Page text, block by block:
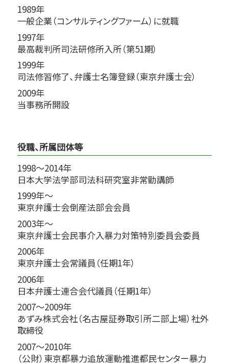
1989年
一般企業（コンサルティングファーム）に就職
1997年
最高裁判所司法研修所入所（第51期）
1999年
司法修習修了、弁護士名簿登録（東京弁護士会）
2009年
当事務所開設
役職、所属団体等
1998～2014年
日本大学法学部司法科研究室非常勤講師
1999年～
東京弁護士会倒産法部会会員
2003年～
東京弁護士会民事介入暴力対策特別委員会委員
2006年
東京弁護士会常議員（任期1年）
2006年
日本弁護士連合会代議員（任期1年）
2007～2009年
あずみ株式会社（名古屋証券取引所二部上場）社外
取締役
2007～2010年
（公財）東京都暴力追放運動推進都民センター暴力